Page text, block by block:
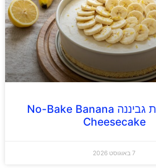
מתכון: עוגת גביננה No-Bake Banana
Cheesecake
7 באוגוסט 2026